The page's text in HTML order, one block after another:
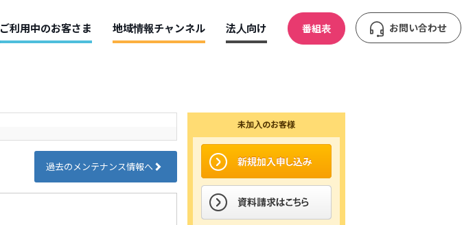
ご利用中のお客さま 地域情報チャンネル 法人向け 番組表 お問い合わせ
過去のメンテナンス情報へ
未加入のお客様